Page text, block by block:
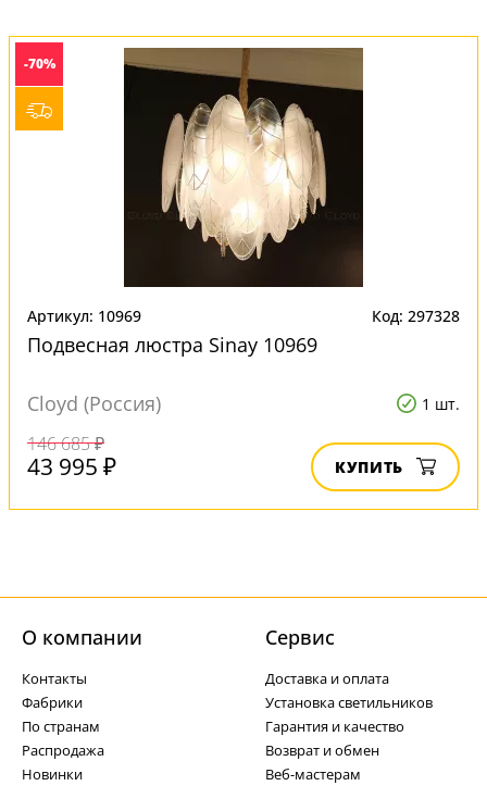
-70%
Артикул: 10969 Код: 297328
Подвесная люстра Sinay 10969
Cloyd (Россия) 1 шт.
146 685 ₽
43 995 ₽ КУПИТЬ
О компании
Контакты
Фабрики
По странам
Распродажа
Новинки
Cервис
Доставка и оплата
Установка светильников
Гарантия и качество
Возврат и обмен
Веб-мастерам